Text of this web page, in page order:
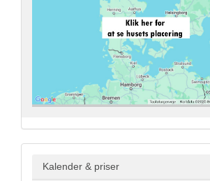
Kalender & priser